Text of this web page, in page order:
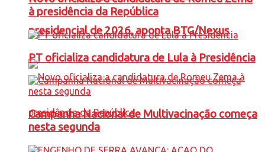
presidencial de 2026, aponta BTG/Nexus
à presidência da República
PT oficializa candidatura de Lula à Presidência
Campanha Nacional de Multivacinação começa
nesta segunda